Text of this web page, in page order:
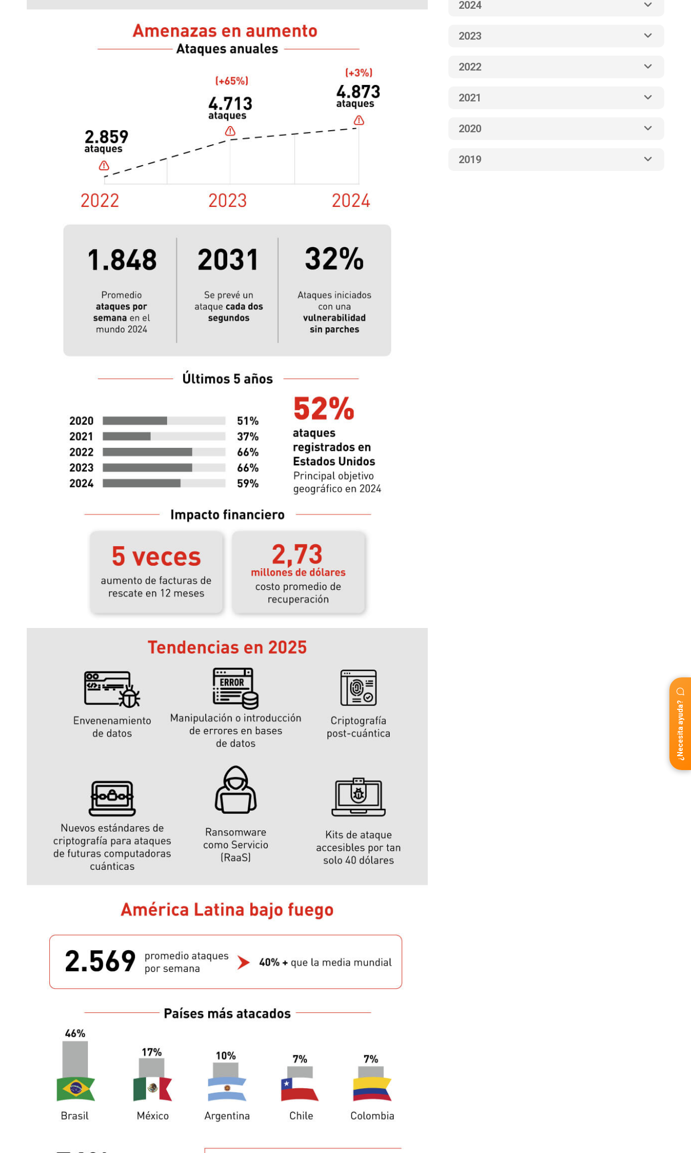
2024
2023
2022
2021
2020
2019
¿Necesita ayuda?